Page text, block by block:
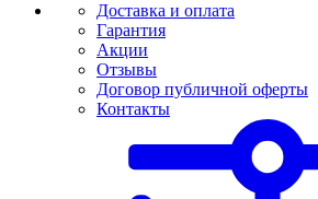
Доставка и оплата
Гарантия
Акции
Отзывы
Договор публичной оферты
Контакты